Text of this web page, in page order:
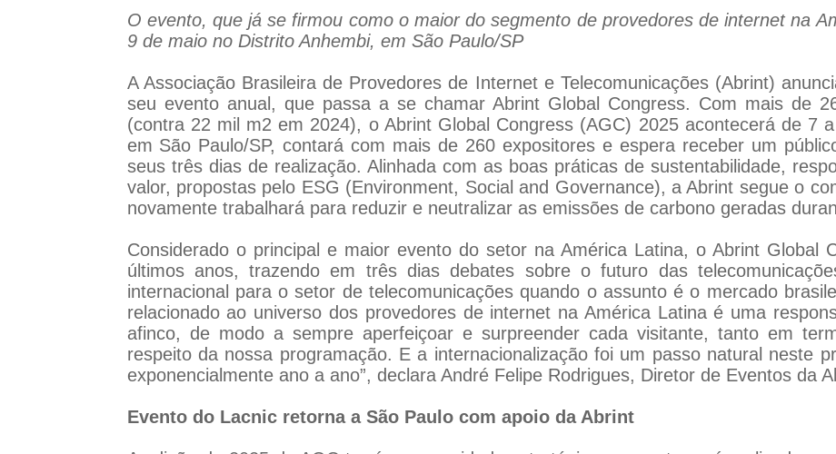
O evento, que já se firmou como o maior do segmento de provedores de internet na
9 de maio no Distrito Anhembi, em São Paulo/SP
A Associação Brasileira de Provedores de Internet e Telecomunicações (Abrint)
seu evento anual, que passa a se chamar Abrint Global Congress. Com mais de
(contra 22 mil m2 em 2024), o Abrint Global Congress (AGC) 2025 acontecerá de 7
em São Paulo/SP, contará com mais de 260 expositores e espera receber um
seus três dias de realização. Alinhada com as boas práticas de sustentabilidade,
valor, propostas pelo ESG (Environment, Social and Governance), a Abrint segue o
novamente trabalhará para reduzir e neutralizar as emissões de carbono geradas
Considerado o principal e maior evento do setor na América Latina, o Abrint Global
últimos anos, trazendo em três dias debates sobre o futuro das
internacional para o setor de telecomunicações quando o assunto é o mercado
relacionado ao universo dos provedores de internet na América Latina é uma
afinco, de modo a sempre aperfeiçoar e surpreender cada visitante, tanto em
respeito da nossa programação. E a internacionalização foi um passo natural neste
exponencialmente ano a ano”, declara André Felipe Rodrigues, Diretor de Eventos da
Evento do Lacnic retorna a São Paulo com apoio da Abrint